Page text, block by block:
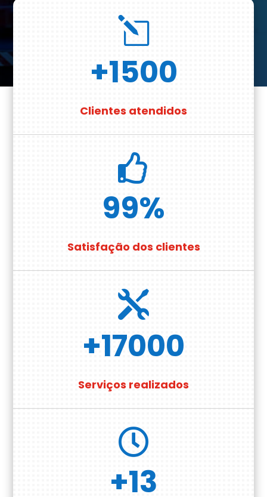
l
+1500
Clientes atendidos

99%
Satisfação dos clientes

+17000
Serviços realizados

+13